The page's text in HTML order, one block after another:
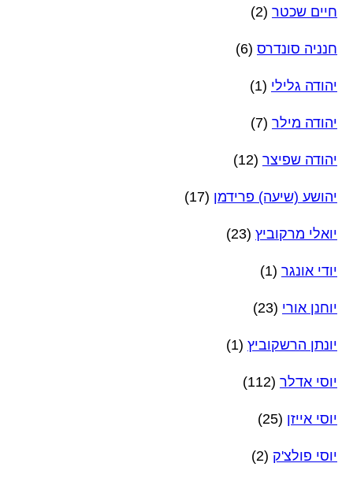
חיים שכטר (2)
חנניה סונדרס (6)
יהודה גלילי (1)
יהודה מילר (7)
יהודה שפיצר (12)
יהושע (שיעה) פרידמן (17)
יואלי מרקוביץ (23)
יודי אונגר (1)
יוחנן אורי (23)
יונתן הרשקוביץ (1)
יוסי אדלר (112)
יוסי אייזן (25)
יוסי פולצ'ק (2)